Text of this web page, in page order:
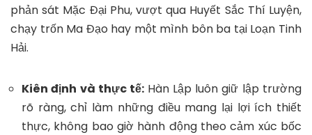
phản sát Mặc Đại Phu, vượt qua Huyết Sắc Thí Luyện,
chạy trốn Ma Đạo hay một mình bôn ba tại Loạn Tinh
Hải.
Kiên định và thực tế: Hàn Lập luôn giữ lập trường
rõ ràng, chỉ làm những điều mang lại lợi ích thiết
thực, không bao giờ hành động theo cảm xúc bốc